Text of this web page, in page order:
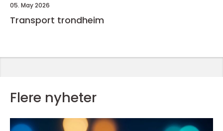
05. May 2026
Transport trondheim
Flere nyheter